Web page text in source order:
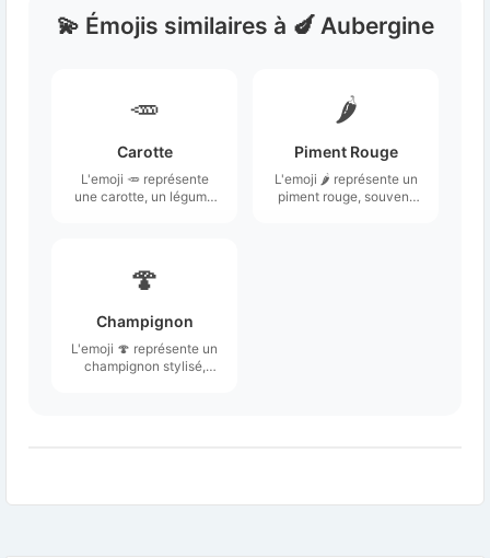
💫 Émojis similaires à 🍆 Aubergine
🥕
Carotte
L'emoji 🥕 représente
une carotte, un légume
🌶️
Piment Rouge
L'emoji 🌶️ représente un
piment rouge, souvent
🍄
Champignon
L'emoji 🍄 représente un
champignon stylisé,